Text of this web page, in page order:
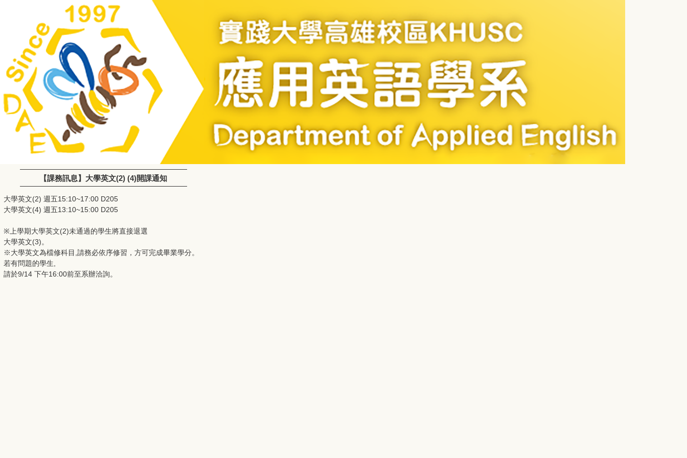
【課務訊息】大學英文(2) (4)開課通知
大學英文(2) 週五15:10~17:00 D205
大學英文(4) 週五13:10~15:00 D205
※上學期大學英文(2)未通過的學生將直接退選
大學英文(3)。
※大學英文為檔修科目,請務必依序修習，方可完成畢業學分。
若有問題的學生,
請於9/14 下午16:00前至系辦洽詢。